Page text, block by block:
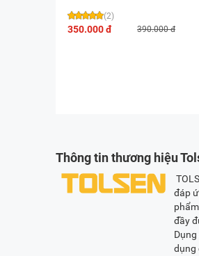
(2)
350.000 đ 390.000 đ
Thông tin thương hiệu
đáp
đầy
dụng